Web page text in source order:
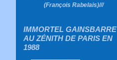
(François Rabelais)///
IMMORTEL GAINSBARRE
AU ZÉNITH DE PARIS EN
1988